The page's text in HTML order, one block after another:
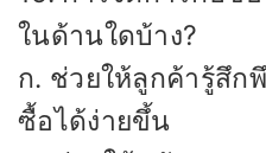
ในด้านใดบ้าง?
ก. ช่วยให้ลูกค้ารู้สึก
ซื้อได้ง่ายขึ้น